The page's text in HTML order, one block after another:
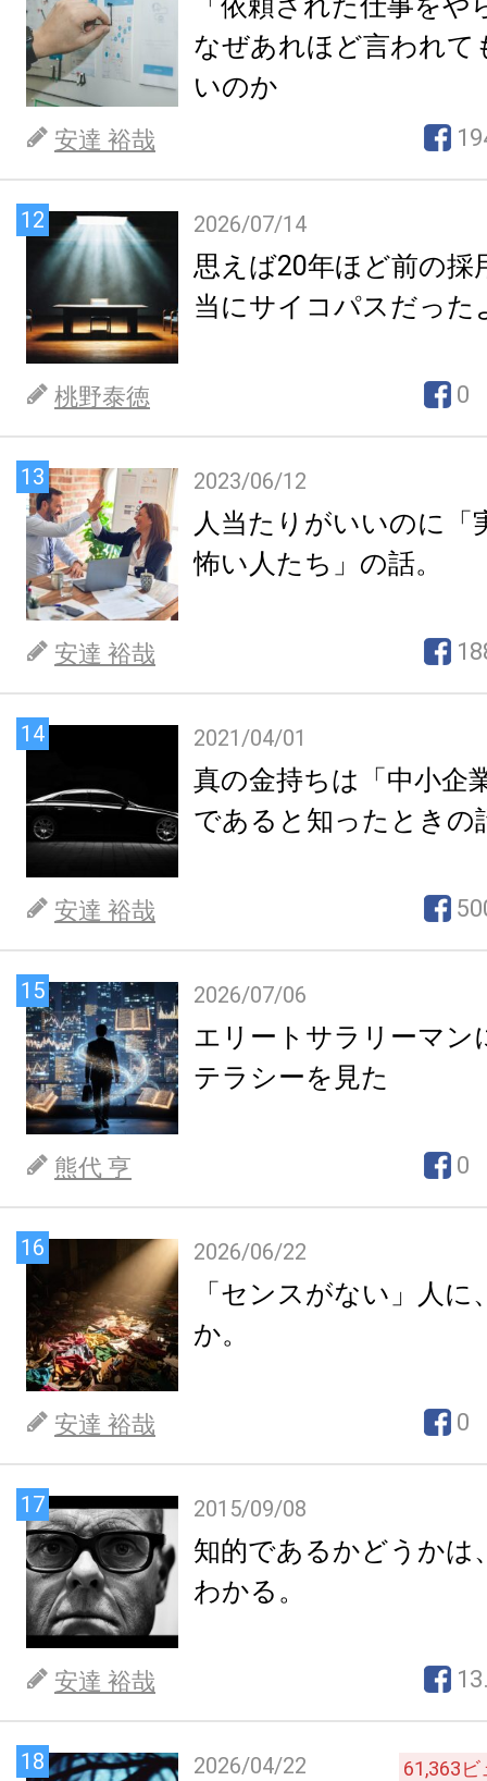
なぜあれほど言われて
いのか
安達 裕哉
12 2026/07/14
思えば20年ほど前の採
当にサイコパスだった
桃野泰徳 0
13 2023/06/12
人当たりがいいのに「
怖い人たち」の話。
安達 裕哉
14 2021/04/01
真の金持ちは「中小企
であると知ったときの
安達 裕哉
15 2026/07/06
エリートサラリーマン
テラシーを見た
熊代 亨 0
16 2026/06/22
「センスがない」人
か。
安達 裕哉 0
17 2015/09/08
知的であるかどうかは
わかる。
安達 裕哉
18 2026/04/22 61,363ビ